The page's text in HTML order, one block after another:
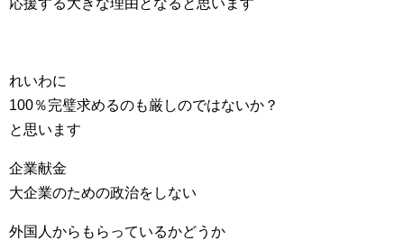
応援する大きな理由となると思います
れいわに
100％完璧求めるのも厳しのではないか？
と思います
企業献金
大企業のための政治をしない
外国人からもらっているかどうか